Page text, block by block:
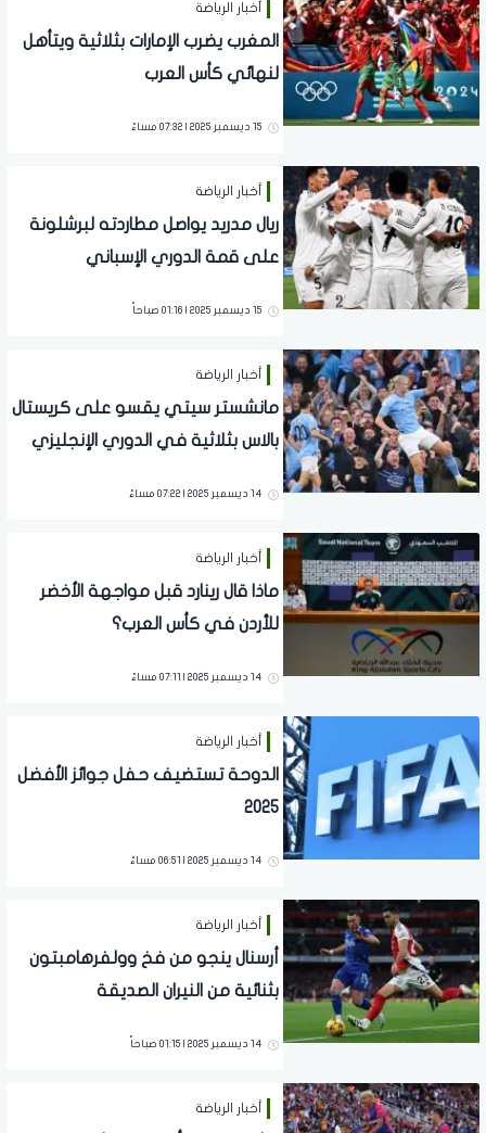
أخبار الرياضة
المغرب يضرب الإمارات بثلاثية ويتأهل
لنهائي كأس العرب
15 ديسمبر 2025 | 07:32 مساءً
أخبار الرياضة
ريال مدريد يواصل مطاردته لبرشلونة
على قمة الدوري الإسباني
15 ديسمبر 2025 | 01:16 صباحاً
أخبار الرياضة
مانشستر سيتي يقسو على كريستال
بالاس بثلاثية في الدوري الإنجليزي
14 ديسمبر 2025 | 07:22 مساءً
أخبار الرياضة
ماذا قال رينارد قبل مواجهة الأخضر
للأردن في كأس العرب؟
14 ديسمبر 2025 | 07:11 مساءً
أخبار الرياضة
الدوحة تستضيف حفل جوائز الأفضل
2025
14 ديسمبر 2025 | 06:51 مساءً
أخبار الرياضة
أرسنال ينجو من فخ وولفرهامبتون
بثنائية من النيران الصديقة
14 ديسمبر 2025 | 01:15 صباحاً
أخبار الرياضة